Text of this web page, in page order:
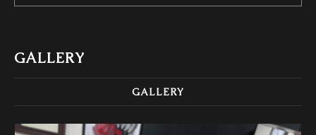
GALLERY
GALLERY